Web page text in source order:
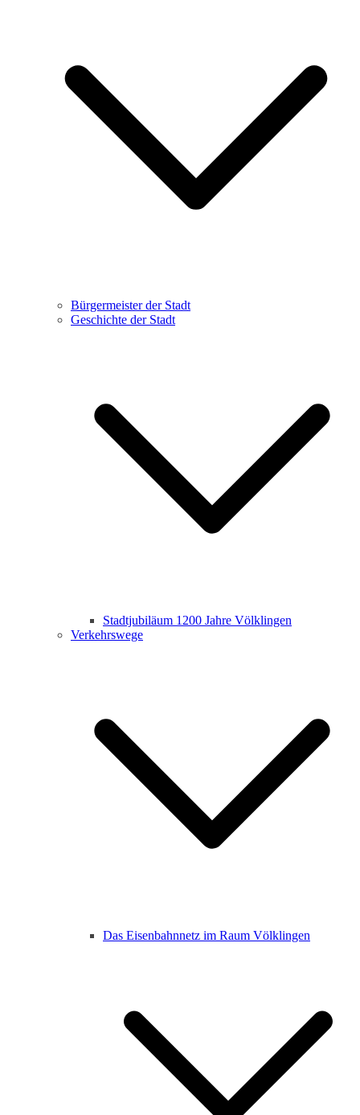
Bürgermeister der Stadt
Geschichte der Stadt
Stadtjubiläum 1200 Jahre Völklingen
Verkehrswege
Das Eisenbahnnetz im Raum Völklingen